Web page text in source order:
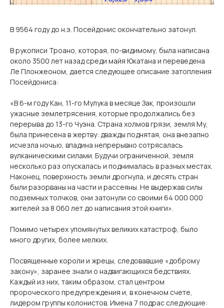
В 9564 году до н.э. Посейдонис окончательно затонул.
В рукописи Троано, которая, по-видимому, была написана
около 3500 лет назад среди майя Юкатана и переведена
Ле Плонжеоном, дается следующее описание затопления
Посейдониса:
«В 6-м году Кан, 11-го Мулука в месяце Зак, произошли
ужасные землетрясения, которые продолжались без
перерыва до 13-го Чуэна. Страна холмов грязи, земля Му,
была принесена в жертву: дважды поднятая, она внезапно
исчезла ночью, впадина непрерывно сотрясалась
вулканическими силами. Будучи ограниченной, земля
несколько раз опускалась и поднималась в разных местах.
Наконец, поверхность земли дрогнула, и десять стран
были разорваны на части и рассеяны. Не выдержав силы
подземных толчков, они затонули со своими 64 000 000
жителей за 8 060 лет до написания этой книги».
Помимо четырех упомянутых великих катастроф, было
много других, более мелких.
Посвященные короли и жрецы, следовавшие «доброму
закону», заранее знали о надвигающихся бедствиях.
Каждый из них, таким образом, стал центром
пророческого предупреждения и, в конечном счете,
лидером группы колонистов. Имена 7 подрас следующие: